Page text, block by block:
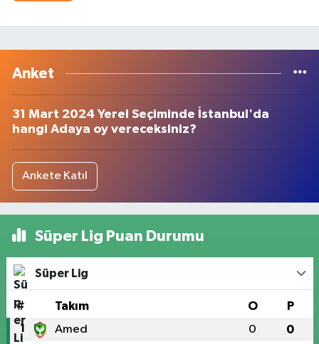
Anket
31 Mart 2024 Yerel Seçiminde İstanbul'da
hangi Adaya oy vereceksiniz?
Ankete Katıl
Süper Lig Puan Durumu
Süper Lig
# Takım O P
1 Amed 0 0